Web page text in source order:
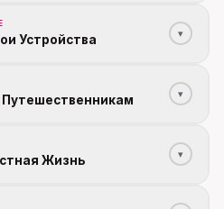
Устройства ▾
▾
Жизнь ▾